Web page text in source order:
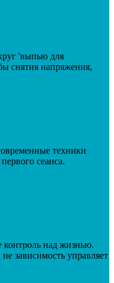
'выпью для
снятия напряжения,
техники
сеанса.
контроль над жизнью.
зависимость управляет